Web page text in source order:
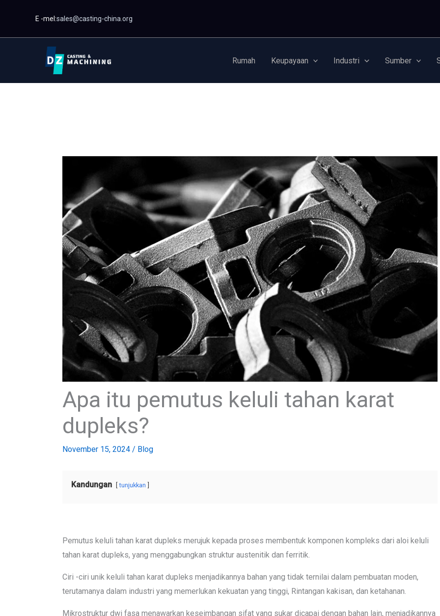
kandungan
E -mel:sales@casting-china.org
Rumah Keupayaan Industri Sumber
Apa itu pemutus keluli tahan karat
dupleks?
November 15, 2024 / Blog
Kandungan tunjukkan
Pemutus keluli tahan karat dupleks merujuk kepada proses membentuk komponen kompleks dari aloi keluli
tahan karat dupleks, yang menggabungkan struktur austenitik dan ferritik.
Ciri -ciri unik keluli tahan karat dupleks menjadikannya bahan yang tidak ternilai dalam pembuatan moden,
terutamanya dalam industri yang memerlukan kekuatan yang tinggi, Rintangan kakisan, dan ketahanan.
Mikrostruktur dwi fasa menawarkan keseimbangan sifat yang sukar dicapai dengan bahan lain, menjadikannya